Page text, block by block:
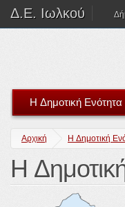
Δ.Ε. Ιωλκού
H Δημοτική Ενότητα
Αρχική H Δημοτική
H